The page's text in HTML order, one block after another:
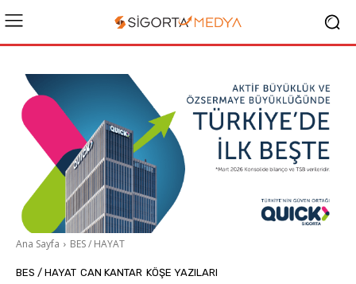
Ana Sayfa BES / HAYAT
BES / HAYAT CAN KANTAR KÖŞE YAZILARI